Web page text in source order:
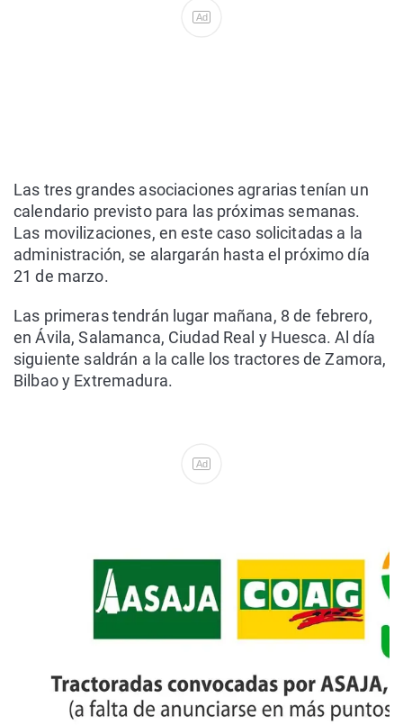
Ad
Las tres grandes asociaciones agrarias tenían un
calendario previsto para las próximas semanas.
Las movilizaciones, en este caso solicitadas a la
administración, se alargarán hasta el próximo día
21 de marzo.
Las primeras tendrán lugar mañana, 8 de febrero,
en Ávila, Salamanca, Ciudad Real y Huesca. Al día
siguiente saldrán a la calle los tractores de Zamora,
Bilbao y Extremadura.
Ad